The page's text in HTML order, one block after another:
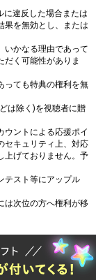
に違反した場合または
果を無効とし、または
いかなる理由であって
だく可能性がありま
っても特典の権利を無
は除く)を視聴者に贈
ウントによる応援ポイ
セキュリティ上、対応
上げておりません。予
テスト等にアップル
は次位の方へ権利が移